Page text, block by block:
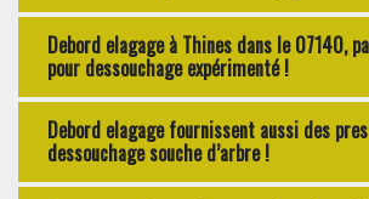
Debord elagage à Thines dans le 07140,
pour dessouchage expérimenté !
Debord elagage fournissent aussi des
dessouchage souche d’arbre !